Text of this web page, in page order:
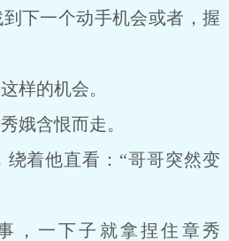
下一个动手机会或者，握
样的机会。
娥含恨而走。
绕着他直看：“哥哥突然变
，一下子就拿捏住章秀